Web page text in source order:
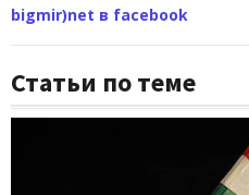
bigmir)net в facebook
Статьи по теме